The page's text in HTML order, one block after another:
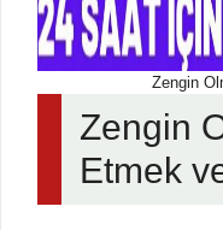
Zengin
Zengin
Etmek